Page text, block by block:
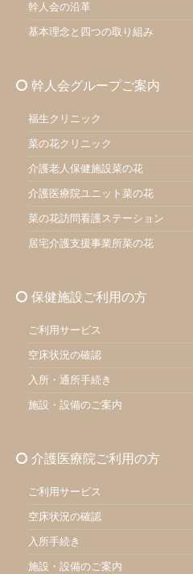
幹人会の沿革
基本理念と四つの取り組み
幹人会グループご案内
福生クリニック
菜の花クリニック
介護老人保健施設菜の花
介護医療院ユニット菜の花
菜の花訪問看護ステーション
居宅介護支援事業所菜の花
保健施設ご利用の方
ご利用サービス
空床状況の確認
入所・通所手続き
施設・設備のご案内
介護医療院ご利用の方
ご利用サービス
空床状況の確認
入所手続き
施設・設備のご案内